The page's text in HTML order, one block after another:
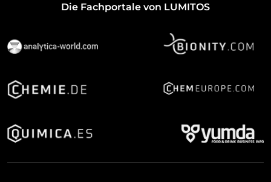
Die Fachportale von LUMITOS